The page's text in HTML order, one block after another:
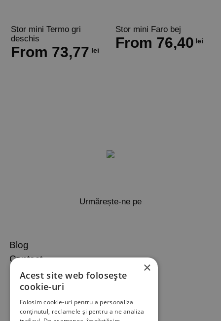
Stor mini Termo gri
deschis
From 73,77 lei
Stor mini Faro bej
From 76,40 lei
Urmărește-ne pe
Blog
Contact
Promotii
Politica de returnare
Contul meu
Cum cumpar?
×
Acest site web folosește
cookie-uri
Folosim cookie-uri pentru a personaliza
conținutul, reclamele și pentru a ne analiza